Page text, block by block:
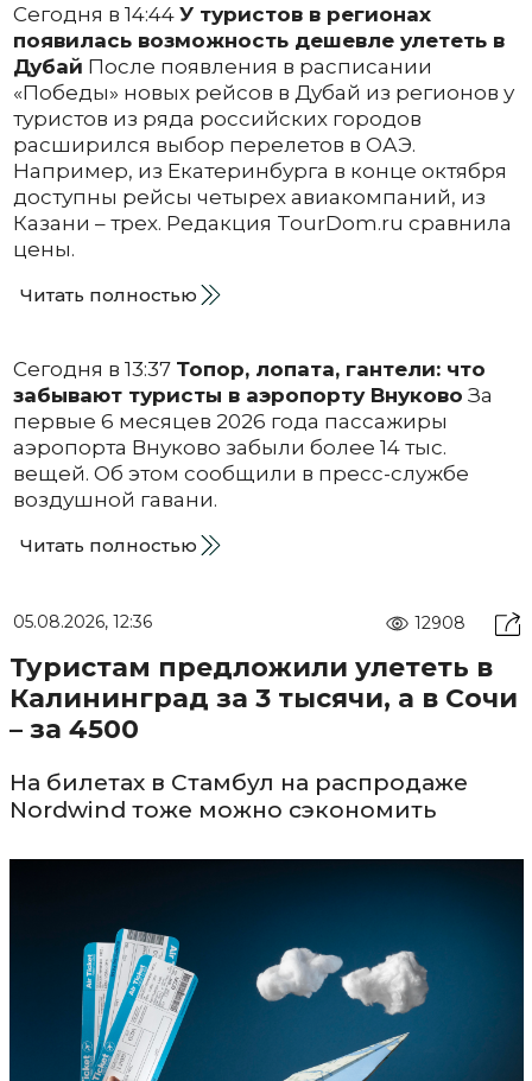
Сегодня в 14:44 У туристов в регионах
появилась возможность дешевле улететь в
Дубай После появления в расписании
«Победы» новых рейсов в Дубай из регионов у
туристов из ряда российских городов
расширился выбор перелетов в ОАЭ.
Например, из Екатеринбурга в конце октября
доступны рейсы четырех авиакомпаний, из
Казани – трех. Редакция TourDom.ru сравнила
цены.
Читать полностью
Сегодня в 13:37 Топор, лопата, гантели: что
забывают туристы в аэропорту Внуково За
первые 6 месяцев 2026 года пассажиры
аэропорта Внуково забыли более 14 тыс.
вещей. Об этом сообщили в пресс-службе
воздушной гавани.
Читать полностью
05.08.2026, 12:36 12908
Туристам предложили улететь в
Калининград за 3 тысячи, а в Сочи
– за 4500
На билетах в Стамбул на распродаже
Nordwind тоже можно сэкономить